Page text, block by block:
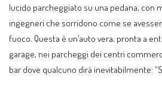
lucido parcheggiato su una pedana, con
ingegneri che sorridono come se
fuoco. Questa è un’auto vera, pronta a
garage, nei parcheggi dei centri
bar dove qualcuno dirà inevitabilmente: